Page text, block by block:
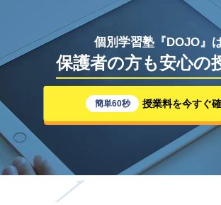
個別学習塾『DOJO』
保護者の方も安心の
簡単60秒 授業料を今すぐ